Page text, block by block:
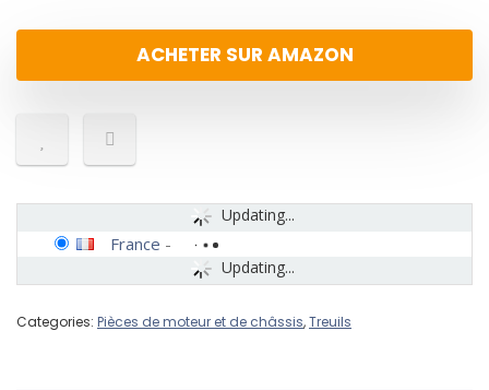
ACHETER SUR AMAZON
Updating...
Updating...
France -
Categories: Pièces de moteur et de châssis,Treuils